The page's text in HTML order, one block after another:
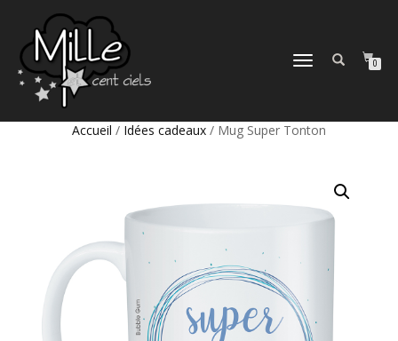
DÉPLIER
0
Accueil / Idées cadeaux / Mug Super Tonton